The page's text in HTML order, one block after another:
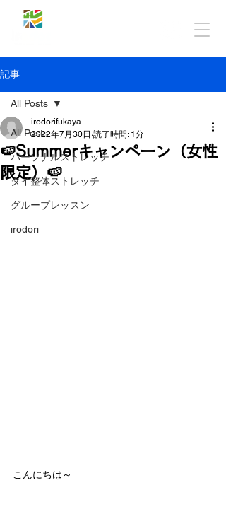
記事
All Posts
パーソナルストレッチ
タイ整体ストレッチ
グループレッスン
irodori
All Posts
🍉Summerキャンペーン（女性
限定）🍉
irodorifukaya
2022年7月30日 読了時間: 1分
こんにちは～